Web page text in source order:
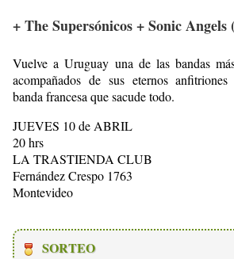
+ The Supersónicos + Sonic Angels
Vuelve a Uruguay una de las bandas
acompañados de sus eternos
banda francesa que sacude todo.
JUEVES 10 de ABRIL
20 hrs
LA TRASTIENDA CLUB
Fernández Crespo 1763
Montevideo
SORTEO